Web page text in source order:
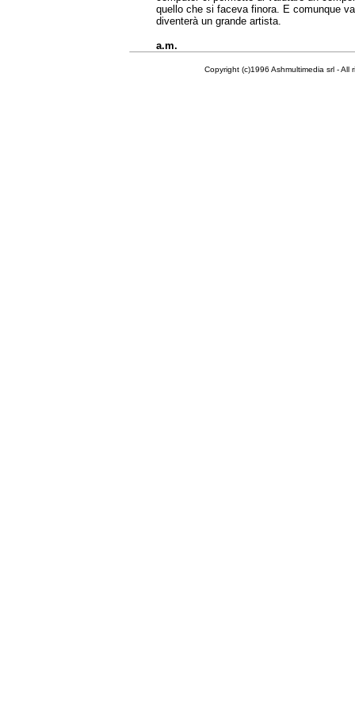
quello che si faceva finora. E comunque
diventerà un grande artista.
a.m.
Copyright (c)1996 Ashmultimedia srl - All